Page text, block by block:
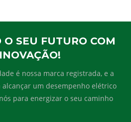
O SEU FUTURO COM
é nossa marca registrada, e a
alcançar um desempenho elétrico
para energizar o seu caminho